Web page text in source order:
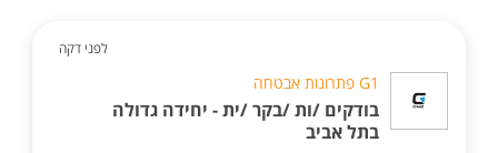
לפני דקה
G1 פתרונות אבטחה
בודקים /ות /בקר /ית - יחידה גדולה
בתל אביב